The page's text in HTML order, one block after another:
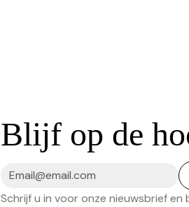
Blijf op de
Schrijf u in voor onze nieuwsbrief